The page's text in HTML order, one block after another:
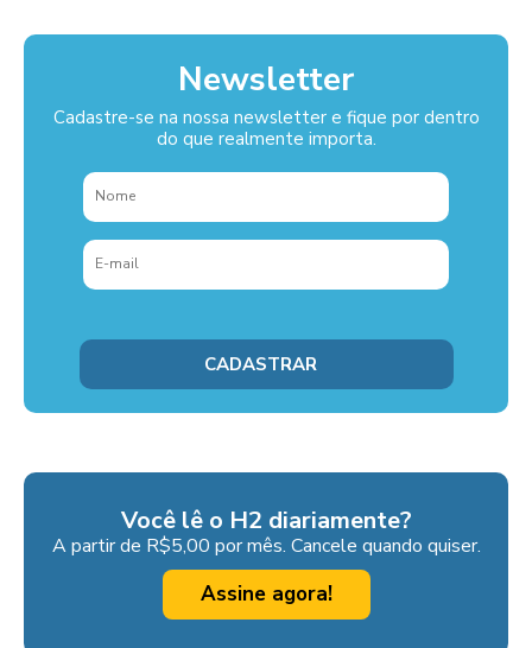
Newsletter
Cadastre-se na nossa newsletter e fique por dentro
do que realmente importa.
Você lê o H2 diariamente?
A partir de R$5,00 por mês. Cancele quando quiser.
Assine agora!